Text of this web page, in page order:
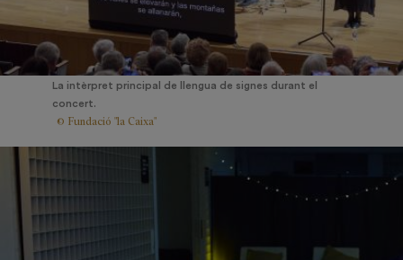
La intèrpret principal de llengua de signes durant el
concert.
© Fundació "la Caixa"